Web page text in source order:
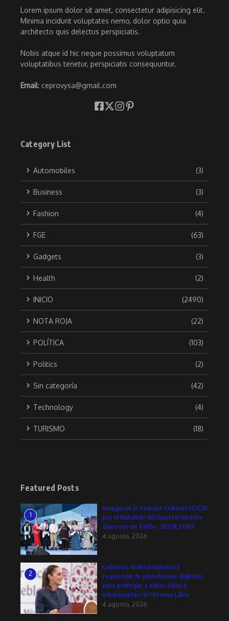
Lorem ipsum dolor sit amet, consectetur adipisicing elit.
Minima incidunt voluptates nemo, dolor optio quia
architecto quis delectus perspiciatis.
Nobis atque id hic neque possimus voluptatum
voluptatibus tenetur, perspiciatis consequuntur.
Email: ceprovysa@gmail.com
Category List
Automobiles (3)
Business (3)
Fashion (4)
FGE (63)
Gadgets (3)
Health (2)
INICIO (2490)
NOTA ROJA (22)
POLÍTICA (103)
Politics (2)
Sin categoría (42)
Technology (4)
TURISMO (18)
Featured Posts
1
Inauguran la Semana Cultural CCXLIV
por el Natalicio del General Vicente
Guerrero en Tixtla: SECULTURA
4 agosto, 2026
2
Gobierno federal impulsará
regulación de plataformas digitales
para proteger a niñas, niños y
adolescentes<br>Prensa Libre
4 agosto, 2026